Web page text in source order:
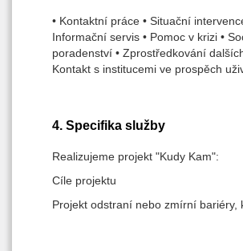
• Kontaktní práce • Situační
Informační servis • Pomoc v krizi •
poradenství • Zprostředkování
Kontakt s institucemi ve prospěch
Případová práce • Pomoc v
zájmů • Pobyt v zařízení •
pedagogické programy • Volnočasové
4. Specifika služby
Realizujeme projekt "Kudy Kam":
Cíle projektu
Projekt odstraní nebo zmírní bariéry,
samostatných krocích životem.